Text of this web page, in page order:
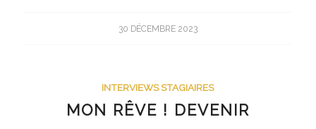
30 DÉCEMBRE 2023
INTERVIEWS STAGIAIRES
MON RÊVE ! DEVENIR